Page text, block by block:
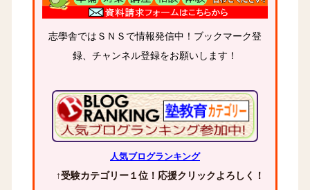
志學舎ではＳＮＳで情報発信中！ブックマーク登
録、チャンネル登録をお願いします！
人気ブログランキング
↑受験カテゴリー１位！応援クリックよろしく！